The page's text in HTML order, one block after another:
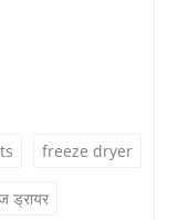
freeze dryer
ड्रायर